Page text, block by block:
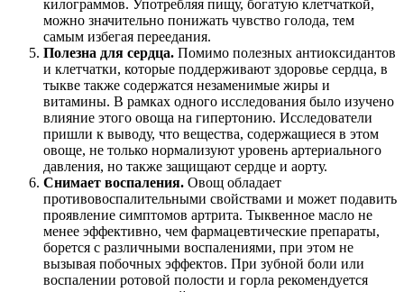
килограммов. Употребляя пищу, богатую клетчаткой,
можно значительно понижать чувство голода, тем
самым избегая переедания.
Полезна для сердца. Помимо полезных антиоксидантов
и клетчатки, которые поддерживают здоровье сердца, в
тыкве также содержатся незаменимые жиры и
витамины. В рамках одного исследования было изучено
влияние этого овоща на гипертонию. Исследователи
пришли к выводу, что вещества, содержащиеся в этом
овоще, не только нормализуют уровень артериального
давления, но также защищают сердце и аорту.
Снимает воспаления. Овощ обладает
противовоспалительными свойствами и может подавить
проявление симптомов артрита. Тыквенное масло не
менее эффективно, чем фармацевтические препараты,
борется с различными воспалениями, при этом не
вызывая побочных эффектов. При зубной боли или
воспалении ротовой полости и горла рекомендуется